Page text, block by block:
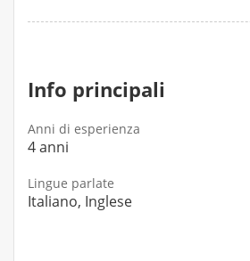
Info principali
Anni di esperienza
4 anni
Lingue parlate
Italiano, Inglese